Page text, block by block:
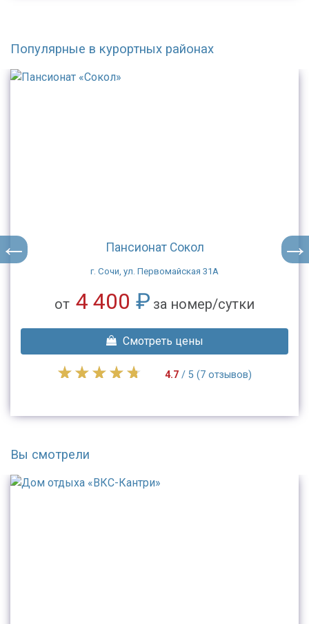
Популярные в курортных районах
Пансионат Сокол
г. Сочи, ул. Первомайская 31А
от 4 400 ₽ за номер/сутки
Смотреть цены
4.7/ 5 (7 отзывов)
Вы смотрели